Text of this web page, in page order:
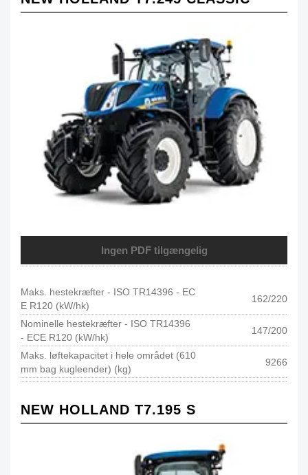
Ingen PDF tilgængelig
Maks. hestekræfter - ISO TR14396 - EC
E R120 (kW/hk)
162/220
Nominelle hestekræfter - ISO TR14396
- ECE R120 (kW/hk)
147/200
Maks. løftekapacitet i hele området (610
mm bag kugleender) (kg)
9266
NEW HOLLAND T7.195 S